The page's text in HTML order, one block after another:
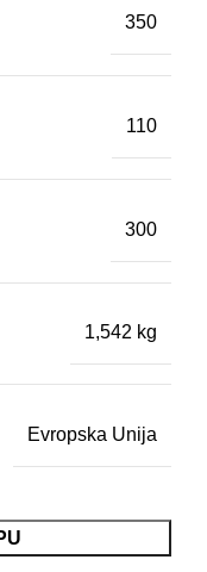
350
110
300
1,542 kg
Evropska Unija